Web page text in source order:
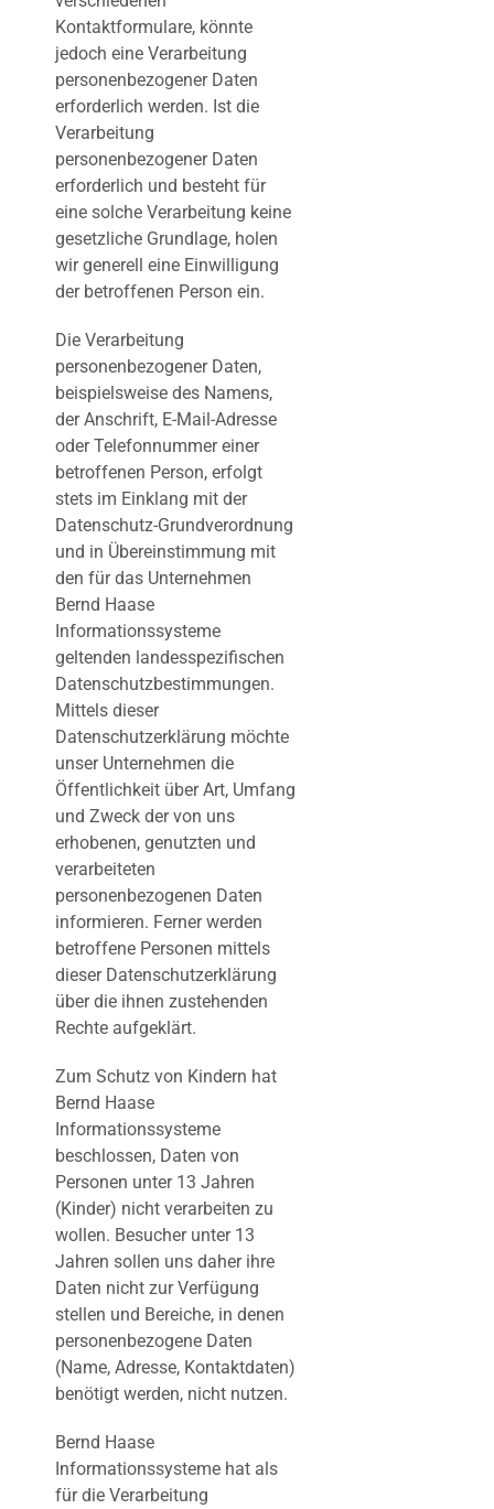
Kontaktformulare, könnte
jedoch eine Verarbeitung
personenbezogener Daten
erforderlich werden. Ist die
Verarbeitung
personenbezogener Daten
erforderlich und besteht für
eine solche Verarbeitung keine
gesetzliche Grundlage, holen
wir generell eine Einwilligung
der betroffenen Person ein.
Die Verarbeitung
personenbezogener Daten,
beispielsweise des Namens,
der Anschrift, E-Mail-Adresse
oder Telefonnummer einer
betroffenen Person, erfolgt
stets im Einklang mit der
Datenschutz-Grundverordnung
und in Übereinstimmung mit
den für das Unternehmen
Bernd Haase
Informationssysteme
geltenden landesspezifischen
Datenschutzbestimmungen.
Mittels dieser
Datenschutzerklärung möchte
unser Unternehmen die
Öffentlichkeit über Art, Umfang
und Zweck der von uns
erhobenen, genutzten und
verarbeiteten
personenbezogenen Daten
informieren. Ferner werden
betroffene Personen mittels
dieser Datenschutzerklärung
über die ihnen zustehenden
Rechte aufgeklärt.
Zum Schutz von Kindern hat
Bernd Haase
Informationssysteme
beschlossen, Daten von
Personen unter 13 Jahren
(Kinder) nicht verarbeiten zu
wollen. Besucher unter 13
Jahren sollen uns daher ihre
Daten nicht zur Verfügung
stellen und Bereiche, in denen
personenbezogene Daten
(Name, Adresse, Kontaktdaten)
benötigt werden, nicht nutzen.
Bernd Haase
Informationssysteme hat als
für die Verarbeitung